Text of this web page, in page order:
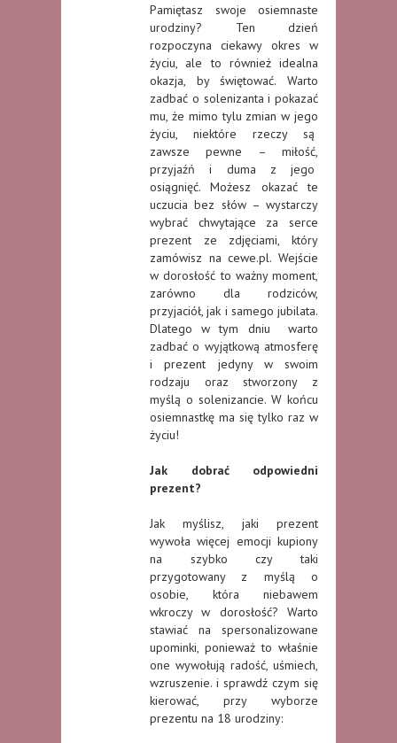
Pamiętasz swoje osiemnaste
urodziny? Ten dzień
rozpoczyna ciekawy okres w
życiu, ale to również idealna
okazja, by świętować. Warto
zadbać o solenizanta i pokazać
mu, że mimo tylu zmian w jego
życiu, niektóre rzeczy są
zawsze pewne – miłość,
przyjaźń i duma z jego
osiągnięć. Możesz okazać te
uczucia bez słów – wystarczy
wybrać chwytające za serce
prezent ze zdjęciami, który
zamówisz na cewe.pl. Wejście
w dorosłość to ważny moment,
zarówno dla rodziców,
przyjaciół, jak i samego jubilata.
Dlatego w tym dniu warto
zadbać o wyjątkową atmosferę
i prezent jedyny w swoim
rodzaju oraz stworzony z
myślą o solenizancie. W końcu
osiemnastkę ma się tylko raz w
życiu!
Jak dobrać odpowiedni
prezent?
Jak myślisz, jaki prezent
wywoła więcej emocji kupiony
na szybko czy taki
przygotowany z myślą o
osobie, która niebawem
wkroczy w dorosłość? Warto
stawiać na spersonalizowane
upominki, ponieważ to właśnie
one wywołują radość, uśmiech,
wzruszenie. i sprawdź czym się
kierować, przy wyborze
prezentu na 18 urodziny: